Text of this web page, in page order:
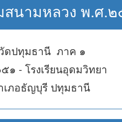
สนามหลวง พ.ศ.
ดปทุมธานี ภาค ๑
- โรงเรียนอุดมวิทยา
เภอธัญบุรี ปทุมธานี